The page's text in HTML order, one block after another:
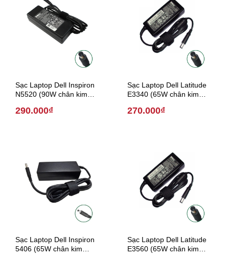
Sạc Laptop Dell Inspiron
N5520 (90W chân kim
290.000₫
Sạc Laptop Dell Latitude
E3340 (65W chân kim
270.000₫
Sạc Laptop Dell Inspiron
5406 (65W chân kim
Sạc Laptop Dell Latitude
E3560 (65W chân kim